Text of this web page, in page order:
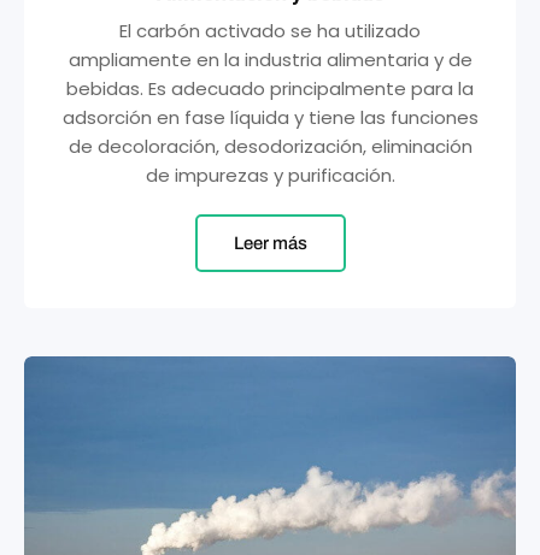
El carbón activado se ha utilizado
ampliamente en la industria alimentaria y de
bebidas. Es adecuado principalmente para la
adsorción en fase líquida y tiene las funciones
de decoloración, desodorización, eliminación
de impurezas y purificación.
Leer más